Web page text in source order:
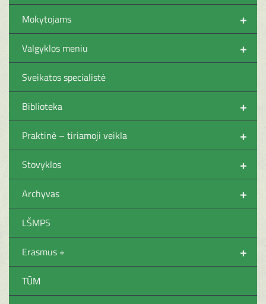
+
Mokytojams
+
Valgyklos meniu
Sveikatos specialistė
+
Biblioteka
+
Praktinė – tiriamoji veikla
+
Stovyklos
+
Archyvas
LŠMPS
+
Erasmus +
TŪM